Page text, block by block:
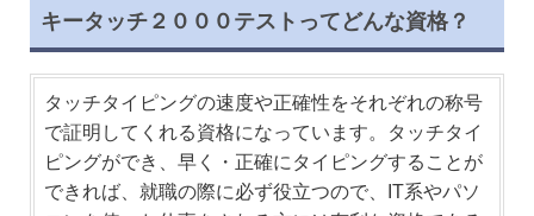
キータッチ２０００テストってどんな資格？
タッチタイピングの速度や正確性をそれぞれの称号
で証明してくれる資格になっています。タッチタイ
ピングができ、早く・正確にタイピングすることが
できれば、就職の際に必ず役立つので、IT系やパソ